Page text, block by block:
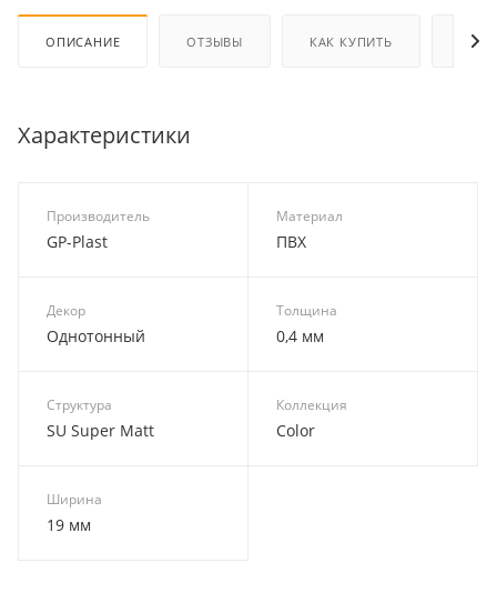
ОПИСАНИЕ ОТЗЫВЫ КАК КУПИТЬ
Характеристики
Производитель
GP-Plast
Материал
ПВХ
Декор
Однотонный
Толщина
0,4 мм
Структура
SU Super Matt
Коллекция
Color
Ширина
19 мм